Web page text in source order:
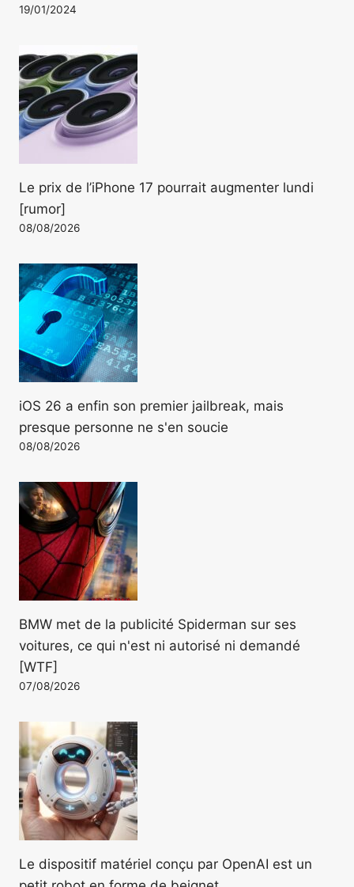
19/01/2024
Le prix de l’iPhone 17 pourrait augmenter lundi
[rumor]
08/08/2026
iOS 26 a enfin son premier jailbreak, mais
presque personne ne s'en soucie
08/08/2026
BMW met de la publicité Spiderman sur ses
voitures, ce qui n'est ni autorisé ni demandé
[WTF]
07/08/2026
Le dispositif matériel conçu par OpenAI est un